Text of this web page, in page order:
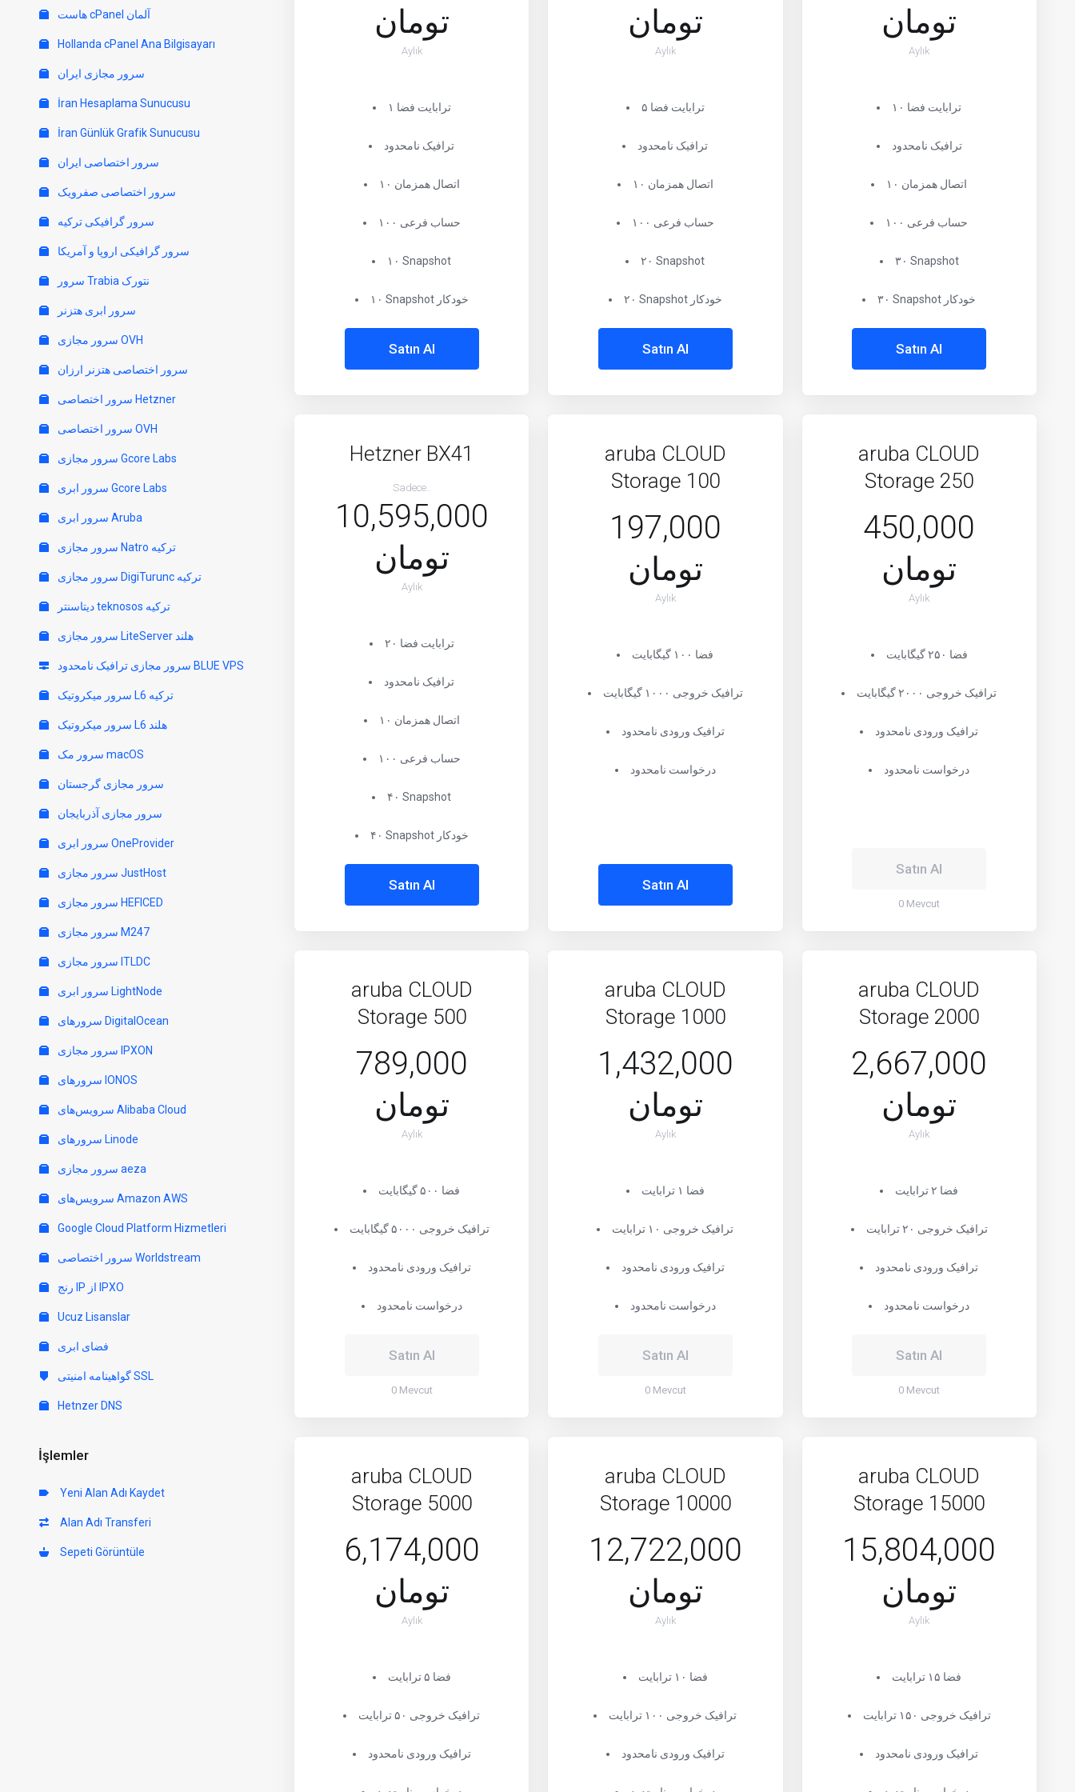
هاست cPanel آلمان
Hollanda cPanel Ana Bilgisayarı
سرور مجازی ایران
İran Hesaplama Sunucusu
İran Günlük Grafik Sunucusu
سرور اختصاصی ایران
سرور اختصاصی صفرویک
سرور گرافیکی ترکیه
سرور گرافیکی اروپا و آمریکا
سرور Trabia نتورک
سرور ابری هتزنر
سرور مجازی OVH
سرور اختصاصی هتزنر ارزان
سرور اختصاصی Hetzner
سرور اختصاصی OVH
سرور مجازی Gcore Labs
سرور ابری Gcore Labs
سرور ابری Aruba
سرور مجازی Natro ترکیه
سرور مجازی DigiTurunc ترکیه
دیتاسنتر teknosos ترکیه
سرور مجازی LiteServer هلند
سرور مجازی ترافیک نامحدود BLUE VPS
سرور میکروتیک L6 ترکیه
سرور میکروتیک L6 هلند
سرور مک macOS
سرور مجازی گرجستان
سرور مجازی آذربایجان
سرور ابری OneProvider
سرور مجازی JustHost
سرور مجازی HEFICED
سرور مجازی M247
سرور مجازی ITLDC
سرور ابری LightNode
سرورهای DigitalOcean
سرور مجازی IPXON
سرورهای IONOS
سرویس‌های Alibaba Cloud
سرورهای Linode
سرور مجازی aeza
سرویس‌های Amazon AWS
Google Cloud Platform Hizmetleri
سرور اختصاصی Worldstream
رنج IP از IPXO
Ucuz Lisanslar
فضای ابری
گواهینامه امنیتی SSL
Hetnzer DNS
İşlemler
Yeni Alan Adı Kaydet
Alan Adı Transferi
Sepeti Görüntüle
تومان
Aylık
۱ ترابایت فضا
ترافیک نامحدود
۱۰ اتصال همزمان
۱۰۰ حساب فرعی
۱۰ Snapshot
۱۰ Snapshot خودکار
Satın Al
تومان
Aylık
۵ ترابایت فضا
ترافیک نامحدود
۱۰ اتصال همزمان
۱۰۰ حساب فرعی
۲۰ Snapshot
۲۰ Snapshot خودکار
Satın Al
تومان
Aylık
۱۰ ترابایت فضا
ترافیک نامحدود
۱۰ اتصال همزمان
۱۰۰ حساب فرعی
۳۰ Snapshot
۳۰ Snapshot خودکار
Satın Al
Hetzner BX41
Sadece..
10,595,000
تومان
Aylık
۲۰ ترابایت فضا
ترافیک نامحدود
۱۰ اتصال همزمان
۱۰۰ حساب فرعی
۴۰ Snapshot
۴۰ Snapshot خودکار
Satın Al
aruba CLOUD
Storage 100
197,000
تومان
Aylık
فضا ۱۰۰ گیگابایت
ترافیک خروجی ۱۰۰۰ گیگابایت
ترافیک ورودی نامحدود
درخواست نامحدود
Satın Al
aruba CLOUD
Storage 250
450,000
تومان
Aylık
فضا ۲۵۰ گیگابایت
ترافیک خروجی ۲۰۰۰ گیگابایت
ترافیک ورودی نامحدود
درخواست نامحدود
Satın Al
0 Mevcut
aruba CLOUD
Storage 500
789,000
تومان
Aylık
فضا ۵۰۰ گیگابایت
ترافیک خروجی ۵۰۰۰ گیگابایت
ترافیک ورودی نامحدود
درخواست نامحدود
Satın Al
0 Mevcut
aruba CLOUD
Storage 1000
1,432,000
تومان
Aylık
فضا ۱ ترابایت
ترافیک خروجی ۱۰ ترابایت
ترافیک ورودی نامحدود
درخواست نامحدود
Satın Al
0 Mevcut
aruba CLOUD
Storage 2000
2,667,000
تومان
Aylık
فضا ۲ ترابایت
ترافیک خروجی ۲۰ ترابایت
ترافیک ورودی نامحدود
درخواست نامحدود
Satın Al
0 Mevcut
aruba CLOUD
Storage 5000
6,174,000
تومان
Aylık
فضا ۵ ترابایت
ترافیک خروجی ۵۰ ترابایت
ترافیک ورودی نامحدود
aruba CLOUD
Storage 10000
12,722,000
تومان
Aylık
فضا ۱۰ ترابایت
ترافیک خروجی ۱۰۰ ترابایت
ترافیک ورودی نامحدود
aruba CLOUD
Storage 15000
15,804,000
تومان
Aylık
فضا ۱۵ ترابایت
ترافیک خروجی ۱۵۰ ترابایت
ترافیک ورودی نامحدود